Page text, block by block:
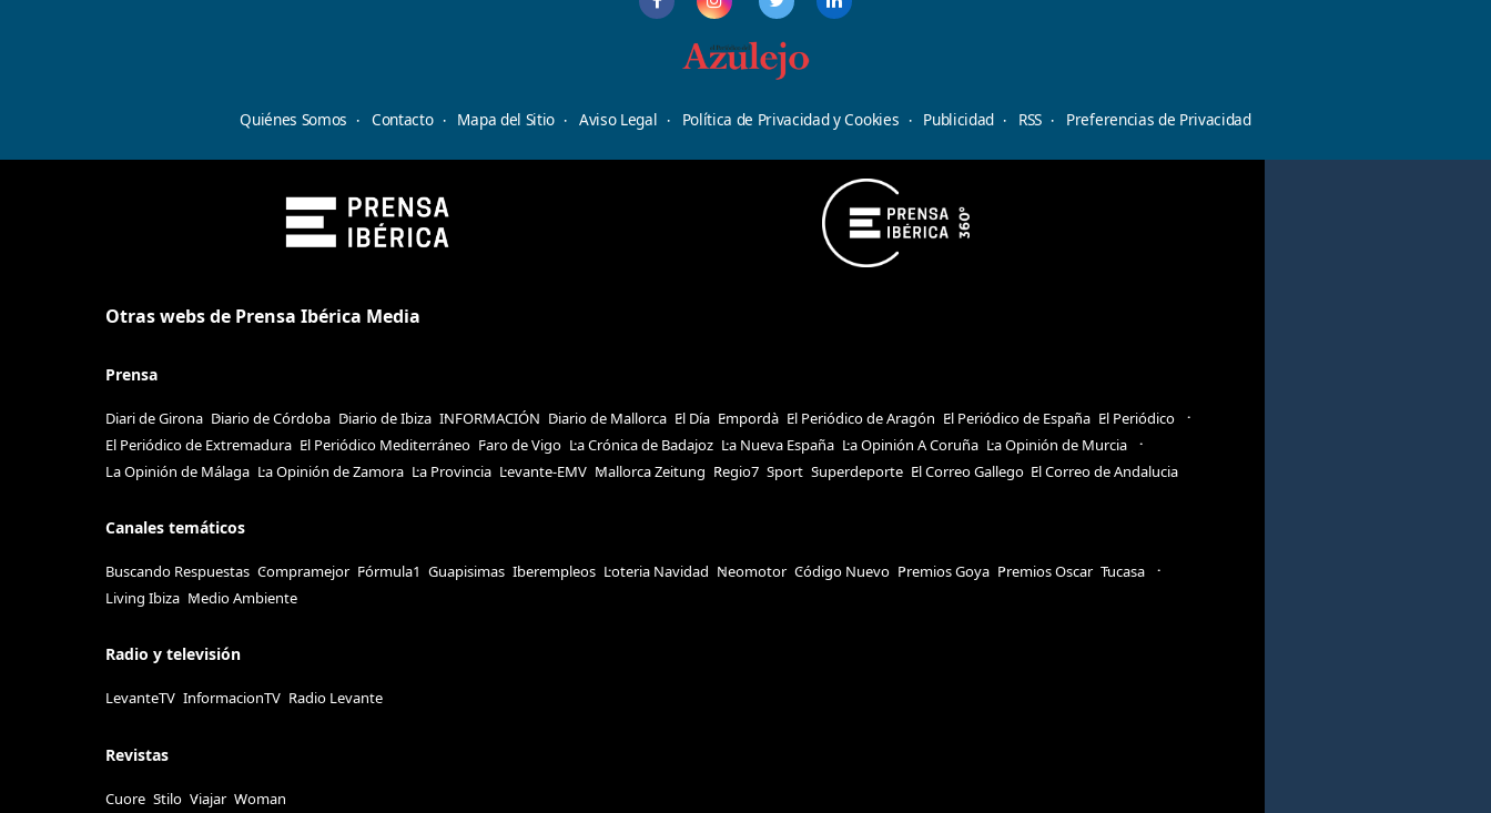
Quiénes Somos Contacto Mapa del Sitio Aviso Legal Política de Privacidad y Cookies Publicidad RSS Preferencias de Privacidad
Otras webs de Prensa Ibérica Media
Prensa
Diari de Girona Diario de Córdoba Diario de Ibiza INFORMACIÓN Diario de Mallorca El Día Empordà El Periódico de Aragón El Periódico de España El Periódico
El Periódico de Extremadura El Periódico Mediterráneo Faro de Vigo La Crónica de Badajoz La Nueva España La Opinión A Coruña La Opinión de Murcia
La Opinión de Málaga La Opinión de Zamora La Provincia Levante-EMV Mallorca Zeitung Regio7 Sport Superdeporte El Correo Gallego El Correo de Andalucia
Canales temáticos
Buscando Respuestas Compramejor Fórmula1 Guapisimas Iberempleos Loteria Navidad Neomotor Código Nuevo Premios Goya Premios Oscar Tucasa
Living Ibiza Medio Ambiente
Radio y televisión
LevanteTV InformacionTV Radio Levante
Revistas
Cuore Stilo Viajar Woman